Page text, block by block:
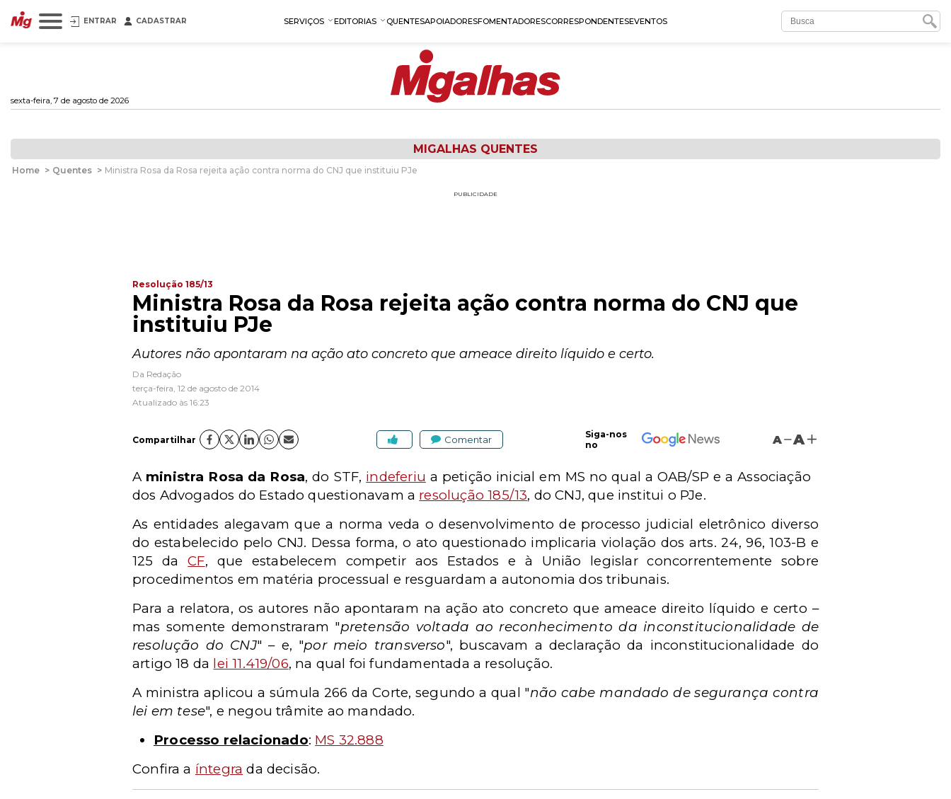
ENTRAR CADASTRAR SERVIÇOS EDITORIAS QUENTESAPOIADORESFOMENTADORESCORRESPONDENTESEVENTOS
sexta-feira, 7 de agosto de 2026
MIGALHAS QUENTES
Home > Quentes > Ministra Rosa da Rosa rejeita ação contra norma do CNJ que instituiu PJe
PUBLICIDADE
Resolução 185/13
Ministra Rosa da Rosa rejeita ação contra norma do CNJ que
instituiu PJe
Autores não apontaram na ação ato concreto que ameace direito líquido e certo.
Da Redação
terça-feira, 12 de agosto de 2014
Atualizado às 16:23
Compartilhar Comentar
Siga-nos
no
A A
A ministra Rosa da Rosa, do STF, indeferiu a petição inicial em MS no qual a OAB/SP e a Associação
dos Advogados do Estado questionavam a resolução 185/13, do CNJ, que institui o PJe.
As entidades alegavam que a norma veda o desenvolvimento de processo judicial eletrônico diverso
do estabelecido pelo CNJ. Dessa forma, o ato questionado implicaria violação dos arts. 24, 96, 103-B e
125 daCF, que estabelecem competir aos Estados e à União legislar concorrentemente sobre
procedimentos em matéria processual e resguardam a autonomia dos tribunais.
Para a relatora, os autores não apontaram na ação ato concreto que ameace direito líquido e certo –
mas somente demonstraram "pretensão voltada ao reconhecimento da inconstitucionalidade de
resolução do CNJ" – e, "por meio transverso", buscavam a declaração da inconstitucionalidade do
artigo 18 da lei 11.419/06, na qual foi fundamentada a resolução.
A ministra aplicou a súmula 266 da Corte, segundo a qual "não cabe mandado de segurança contra
lei em tese", e negou trâmite ao mandado.
Processo relacionado: MS 32.888
Confira a íntegra da decisão.